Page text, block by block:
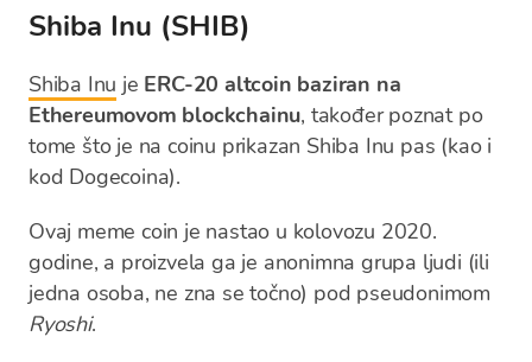
Shiba Inu (SHIB)
Shiba Inu je ERC-20 altcoin baziran na
Ethereumovom blockchainu, također poznat po
tome što je na coinu prikazan Shiba Inu pas (kao i
kod Dogecoina).
Ovaj meme coin je nastao u kolovozu 2020.
godine, a proizvela ga je anonimna grupa ljudi (ili
jedna osoba, ne zna se točno) pod pseudonimom
Ryoshi.